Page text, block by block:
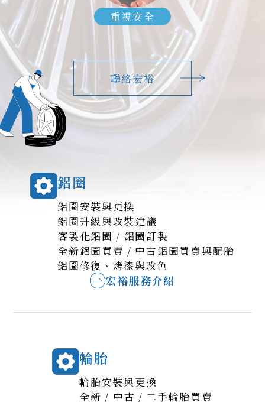
重視安全
聯絡宏裕
鋁圈
鋁圈安裝與更換
鋁圈升級與改裝建議
客製化鋁圈 / 鋁圈訂製
全新鋁圈買賣 / 中古鋁圈買賣與配胎
鋁圈修復、烤漆與改色
宏裕服務介紹
輪胎
輪胎安裝與更換
全新 / 中古 / 二手輪胎買賣